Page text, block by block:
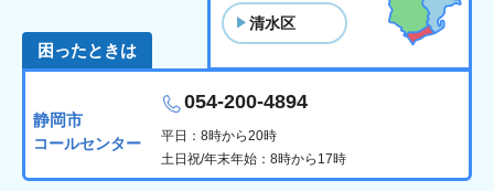
清水区
困ったときは
静岡市
コールセンター
054-200-4894
平日：8時から20時
土日祝/年末年始：8時から17時